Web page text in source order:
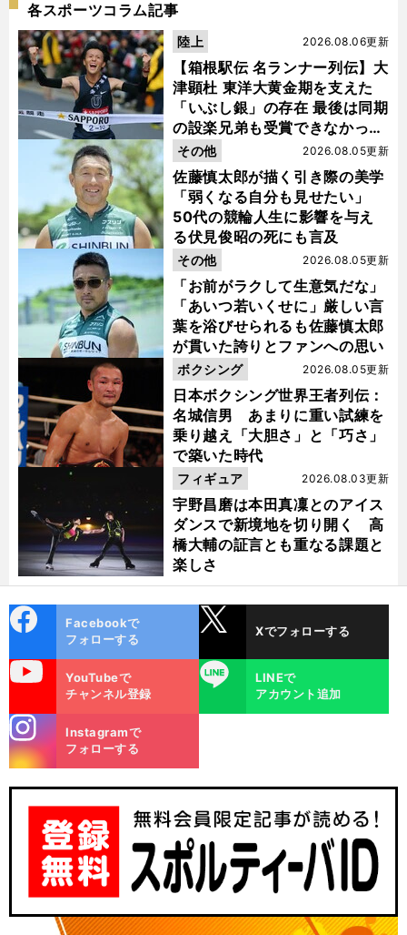
各スポーツコラム記事
【箱根駅伝 名ランナー列伝】大
津顕杜 東洋大黄金期を支えた
「いぶし銀」の存在 最後は同期
の設楽兄弟も受賞できなかった
金栗杯に輝く
2026.08.06更新
陸上
佐藤慎太郎が描く引き際の美学
「弱くなる自分も見せたい」
50代の競輪人生に影響を与え
る伏見俊昭の死にも言及
2026.08.05更新
その他
「お前がラクして生意気だな」
「あいつ若いくせに」厳しい言
葉を浴びせられるも佐藤慎太郎
が貫いた誇りとファンへの思い
2026.08.05更新
その他
日本ボクシング世界王者列伝：
名城信男 あまりに重い試練を
乗り越え「大胆さ」と「巧さ」
で築いた時代
2026.08.05更新
ボクシング
宇野昌磨は本田真凜とのアイス
ダンスで新境地を切り開く 高
橋大輔の証言とも重なる課題と
楽しさ
2026.08.03更新
フィギュア
ok
Facebookで
フォローする
Xでフォローする
YouTubeで
チャンネル登録
LINE
LINEで
アカウント追加
m
Instagramで
フォローする